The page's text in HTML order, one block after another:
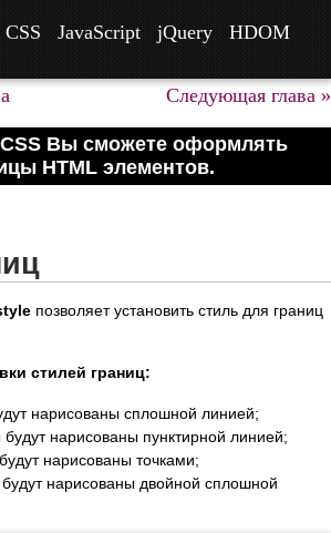
CSS JavaScript jQuery
HDOM
Следующая глава »
Вы сможете оформлять
HTML элементов.
позволяет установить стиль для границ
стилей границ:
нарисованы сплошной линией;
будут нарисованы пунктирной линией;
нарисованы точками;
нарисованы двойной сплошной